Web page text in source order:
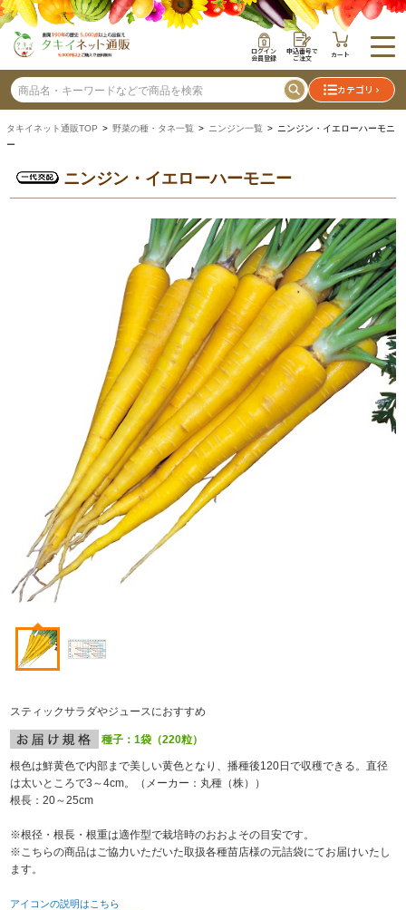
ログイン
会員登録
申込番号で
ご注文 カート
カテゴリ
タキイネット通販TOP > 野菜の種・タネ一覧 > ニンジン一覧 > ニンジン・イエローハーモニ
ー
ニンジン・イエローハーモニー
スティックサラダやジュースにおすすめ
種子：1袋（220粒）
根色は鮮黄色で内部まで美しい黄色となり、播種後120日で収穫できる。直径
は太いところで3～4cm。（メーカー：丸種（株））
根長：20～25cm
※根径・根長・根重は適作型で栽培時のおおよその目安です。
※こちらの商品はご協力いただいた取扱各種苗店様の元詰袋にてお届けいたし
ます。
アイコンの説明はこちら